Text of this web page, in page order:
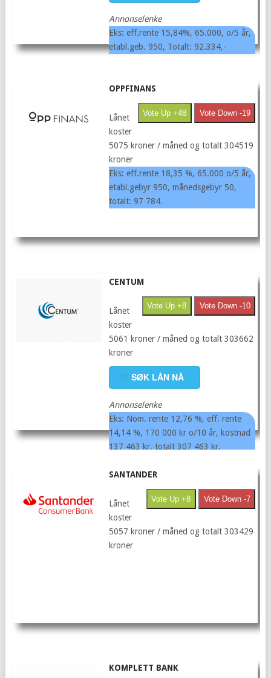
Annonselenke
Eks: eff.rente 15,84%, 65.000, o/5 år,
etabl.geb. 950, Totalt: 92.334,-
OPPFINANS
Vote Up +48 Vote Down -19
Lånet
koster
5075 kroner / måned og totalt 304519
kroner
Eks: eff.rente 18,35 %, 65.000 o/5 år,
etabl.gebyr 950, månedsgebyr 50,
totalt: 97 784.
CENTUM
Vote Up +8 Vote Down -10
Lånet
koster
5061 kroner / måned og totalt 303662
kroner
SØK LÅN NÅ
Annonselenke
Eks: Nom. rente 12,76 %, eff. rente
14,14 %, 170 000 kr o/10 år, kostnad
137 463 kr, totalt 307 463 kr.
SANTANDER
Vote Up +8 Vote Down -7
Lånet
koster
5057 kroner / måned og totalt 303429
kroner
KOMPLETT BANK